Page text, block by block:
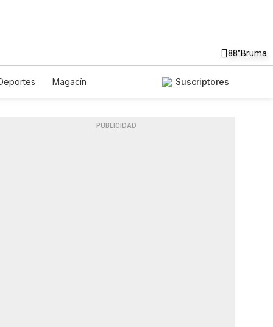
88°Bruma
Magacín
Suscriptores
PUBLICIDAD